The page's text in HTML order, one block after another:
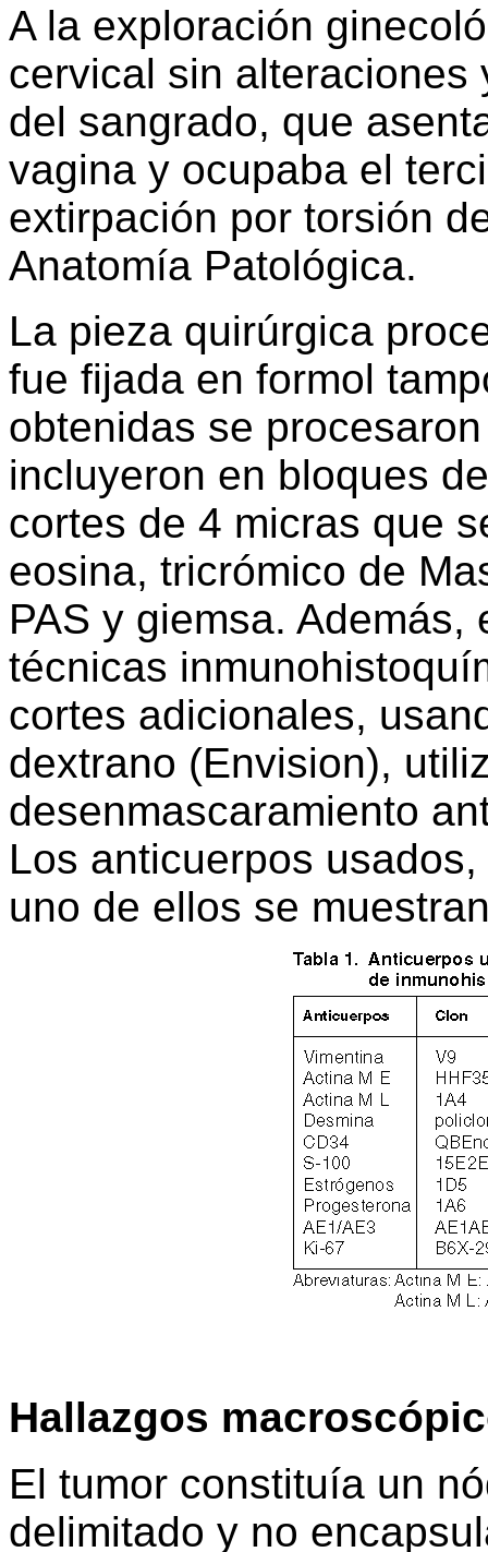
A la exploración
cervical sin alteraciones
del sangrado, que
vagina y ocupaba el
extirpación por torsión
Anatomía Patológica.
La pieza quirúrgica
fue fijada en formol
obtenidas se
incluyeron en bloques
cortes de 4 micras que
eosina, tricrómico de
PAS y giemsa.
técnicas
cortes adicionales,
dextrano (Envision),
desenmascaramiento
Los anticuerpos
uno de ellos se
Hallazgos
El tumor constituía un
delimitado y no